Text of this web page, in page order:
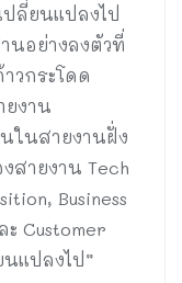
ลี่ยนแปลงไป
นอย่างลงตัวที่
วกระโดด
ยงาน
ในสายงานฝั่ง
สายงาน Tech
Business
ะ Customer
แปลงไป”